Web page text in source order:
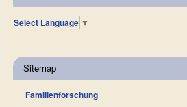
Select Language ▼
Sitemap
Familienforschung